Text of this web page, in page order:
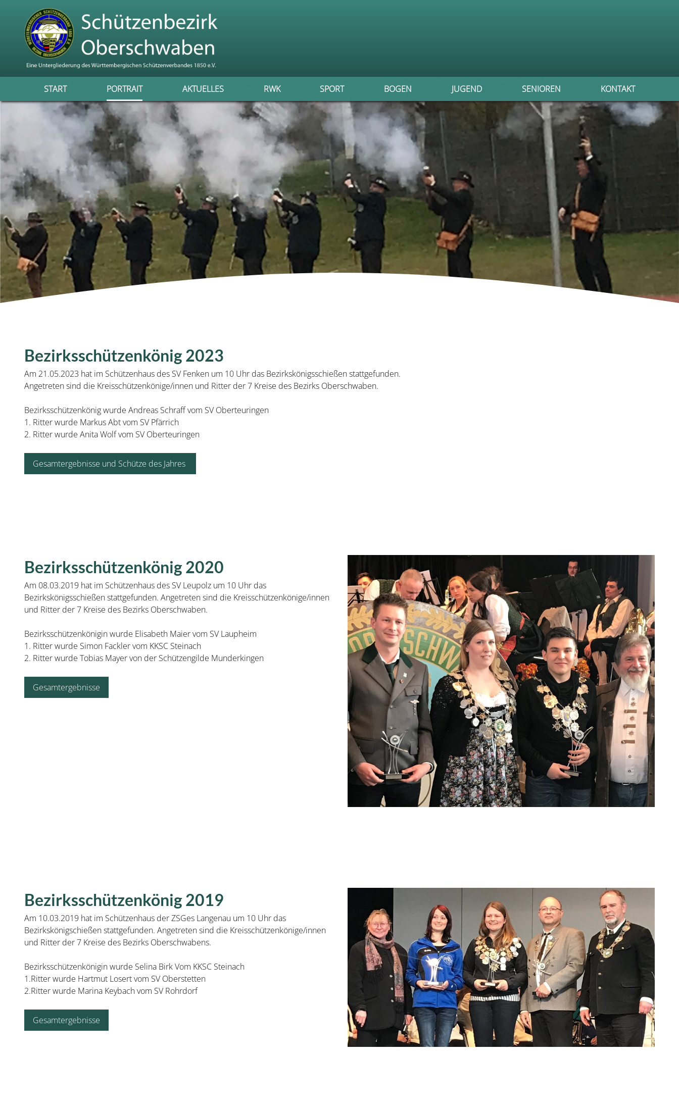
START PORTRAIT AKTUELLES RWK SPORT BOGEN JUGEND SENIOREN KONTAKT
Bezirksschützenkönig 2023
Am 21.05.2023 hat im Schützenhaus des SV Fenken um 10 Uhr das Bezirkskönigsschießen stattgefunden.
Angetreten sind die Kreisschützenkönige/innen und Ritter der 7 Kreise des Bezirks Oberschwaben.
Bezirksschützenkönig wurde Andreas Schraff vom SV Oberteuringen
1. Ritter wurde Markus Abt vom SV Pfärrich
2. Ritter wurde Anita Wolf vom SV Oberteuringen
Gesamtergebnisse und Schütze des Jahres
Bezirksschützenkönig 2020
Am 08.03.2019 hat im Schützenhaus des SV Leupolz um 10 Uhr das
Bezirkskönigsschießen stattgefunden. Angetreten sind die Kreisschützenkönige/innen
und Ritter der 7 Kreise des Bezirks Oberschwaben.
Bezirksschützenkönigin wurde Elisabeth Maier vom SV Laupheim
1. Ritter wurde Simon Fackler vom KKSC Steinach
2. Ritter wurde Tobias Mayer von der Schützengilde Munderkingen
Gesamtergebnisse
Bezirksschützenkönig 2019
Am 10.03.2019 hat im Schützenhaus der ZSGes Langenau um 10 Uhr das
Bezirkskönigschießen stattgefunden. Angetreten sind die Kreisschützenkönige/innen
und Ritter der 7 Kreise des Bezirks Oberschwabens.
Bezirksschützenkönigin wurde Selina Birk Vom KKSC Steinach
1.Ritter wurde Hartmut Losert vom SV Oberstetten
2.Ritter wurde Marina Keybach vom SV Rohrdorf
Gesamtergebnisse